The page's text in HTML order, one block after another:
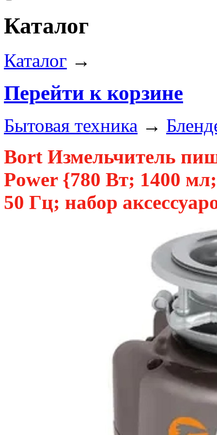
Каталог
Каталог →
Перейти к корзине
Бытовая техника →
Bort Измельчитель
Power {780 Вт; 1400
50 Гц; набор